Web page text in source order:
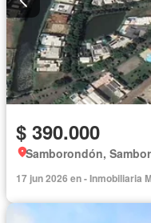
$ 390.000
Samborondón,
17 jun 2026 en - Inmobiliaria